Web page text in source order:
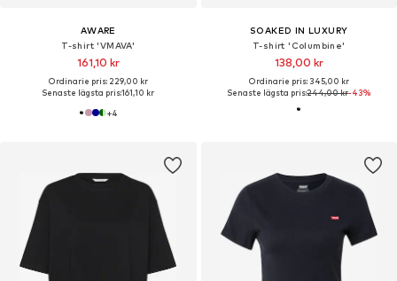
AWARE
T-shirt 'VMAVA'
161,10 kr
Ordinarie pris: 229,00 kr
Senaste lägsta pris:161,10 kr
+4
SOAKED IN LUXURY
T-shirt 'Columbine'
138,00 kr
Ordinarie pris: 345,00 kr
Senaste lägsta pris:244,00 kr-43%